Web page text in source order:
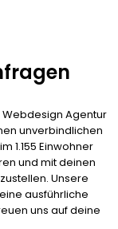
Agentur
unverbindlichen
1.155 Einwohner
und mit deinen
Unsere
ausführliche
uns auf deine